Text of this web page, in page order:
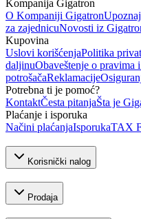
Kompanija Gigatron
O Kompaniji Gigatron
za zajednicuNovosti iz
Kupovina
Uslovi korišćenjaPolitika
daljinuObaveštenje o pravima
potrošačaReklamacije
Potrebna ti je pomoć?
KontaktČesta pitanjaŠta je
Plaćanje i isporuka
Načini plaćanjaIsporukaTAX
Korisnički nalog
Prodaja